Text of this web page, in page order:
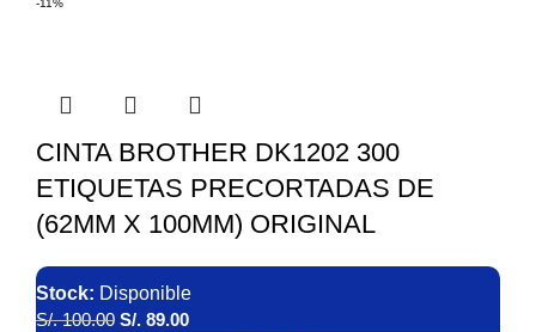
-11%
CINTA BROTHER DK1202 300
ETIQUETAS PRECORTADAS DE
(62MM X 100MM) ORIGINAL
Stock: Disponible
S/.100.00 S/. 89.00